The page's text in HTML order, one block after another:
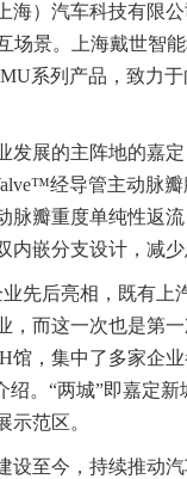
）汽车科技有限
场景。上海戴世智
系列产品，致力
发展的主阵地的嘉
经导管主动脉
脉瓣重度单纯性返
内嵌分支设计，减
先后亮相，既有上
，而这一次也是第
馆，集中了多家企
。“两城”即嘉定
示范区。
设至今，持续推动